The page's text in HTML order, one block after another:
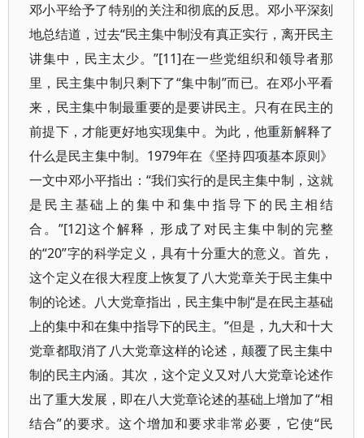
邓小平给予了特别的关注和彻底的反思。邓小平深刻
地总结道，过去“民主集中制没有真正实行，离开民主
讲集中，民主太少。”[11]在一些党组织和领导者那
里，民主集中制只剩下了“集中制”而已。在邓小平看
来，民主集中制最重要的是要讲民主。只有在民主的
前提下，才能更好地实现集中。为此，他重新解释了
什么是民主集中制。1979年在《坚持四项基本原则》
一文中邓小平指出：“我们实行的是民主集中制，这就
是民主基础上的集中和集中指导下的民主相结
合。”[12]这个解释，形成了对民主集中制的完整
的“20”字的科学定义，具有十分重大的意义。首先，
这个定义在很大程度上恢复了八大党章关于民主集中
制的论述。八大党章指出，民主集中制“是在民主基础
上的集中和在集中指导下的民主。”但是，九大和十大
党章都取消了八大党章这样的论述，颠覆了民主集中
制的民主内涵。其次，这个定义又对八大党章论述作
出了重大发展，即在八大党章论述的基础上增加了“相
结合”的要求。这个增加和要求非常必要，它使“民